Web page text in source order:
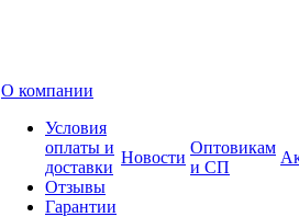
О компании
Условия
оплаты и
доставки
Отзывы
Гарантии
Новости
Оптовикам
и СП